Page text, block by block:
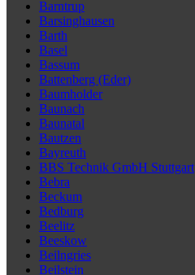
Barntrup
Barsinghausen
Barth
Basel
Bassum
Battenberg (Eder)
Baumholder
Baunach
Baunatal
Bautzen
Bayreuth
BBS Technik GmbH Stuttgart
Bebra
Beckum
Bedburg
Beelitz
Beeskow
Beilngries
Beilstein